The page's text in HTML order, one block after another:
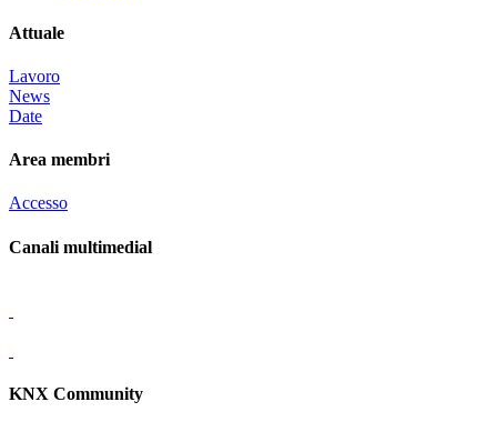
Attuale
Lavoro
News
Date
Area membri
Accesso
Canali multimedial
KNX Community